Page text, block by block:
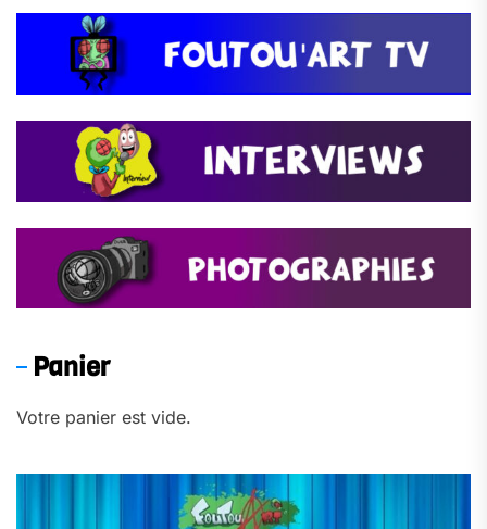
Panier
Votre panier est vide.